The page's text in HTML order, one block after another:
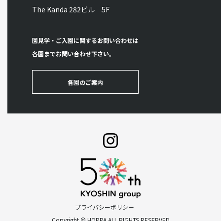
The Kanda 282ビル 5F
園見学・ご入園に関するお問い合わせは
各園までお問い合わせ下さい。
各園のご案内
プライバシーポリシー